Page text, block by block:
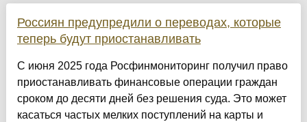
Россиян предупредили о переводах, которые
теперь будут приостанавливать
С июня 2025 года Росфинмониторинг получил право
приостанавливать финансовые операции граждан
сроком до десяти дней без решения суда. Это может
касаться частых мелких поступлений на карты и